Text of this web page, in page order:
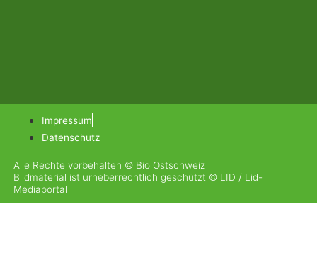
Impressum
Datenschutz
Alle Rechte vorbehalten © Bio Ostschweiz
Bildmaterial ist urheberrechtlich geschützt © LID / Lid-
Mediaportal